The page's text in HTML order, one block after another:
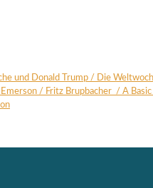
und Donald Trump / Die
Emer­son / Fritz Brup­ba­cher / A